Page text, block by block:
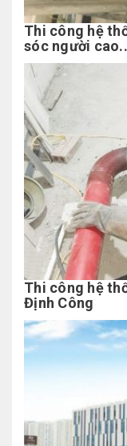
Thi công hệ
sóc người
Thi công hệ
Định Công